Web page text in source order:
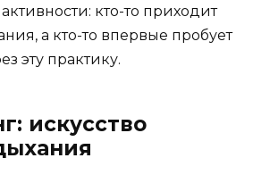
кто-то приходит
а кто-то впервые пробует
эту практику.
искусство